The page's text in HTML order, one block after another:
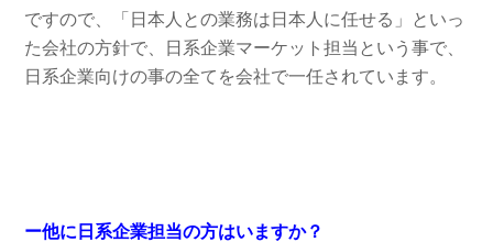
ですので、「日本人との業務は日本人に任せる」といっ
た会社の方針で、日系企業マーケット担当という事で、
日系企業向けの事の全てを会社で一任されています。
ー他に日系企業担当の方はいますか？